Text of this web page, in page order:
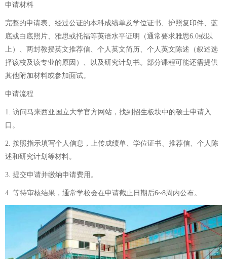
申请材料
完整的申请表、经过公证的本科成绩单及学位证书、护照复印件、蓝
底或白底照片、雅思或托福等英语水平证明（通常要求雅思6.0或以
上）、两封教授英文推荐信、个人英文简历、个人英文陈述（叙述选
择该校及该专业的原因）、以及研究计划书。部分课程可能还需提供
其他附加材料或参加面试。
申请流程
1. 访问马来西亚国立大学官方网站，找到招生板块中的硕士申请入
口。
2. 按照指示填写个人信息，上传成绩单、学位证书、推荐信、个人陈
述和研究计划等材料。
3. 提交申请并缴纳申请费用。
4. 等待审核结果，通常学校会在申请截止日期后6~8周内公布。